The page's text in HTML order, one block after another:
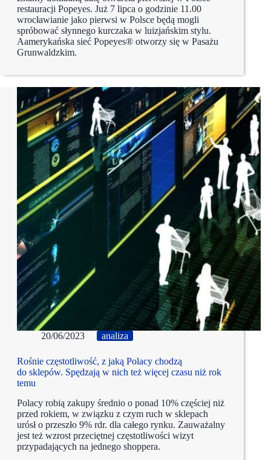
restauracji Popeyes. Już 7 lipca o godzinie 11.00
wrocławianie jako pierwsi w Polsce będą mogli
spróbować słynnego kurczaka w luizjańskim stylu.
Aamerykańska sieć Popeyes® otworzy się w Pasażu
Grunwaldzkim.
20/06/2023 analiza
Rośnie częstotliwość, z jaką Polacy chodzą
do sklepów. Spędzają w nich też więcej czasu niż rok
temu
Polacy robią zakupy średnio o ponad 10% częściej niż
przed rokiem, w związku z czym ruch w sklepach
urósł o przeszło 9% rdr. dla całego rynku. Zauważalny
jest też wzrost przeciętnej częstotliwości wizyt
przypadających na jednego shoppera.